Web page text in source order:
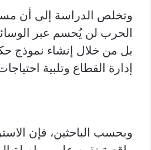
وتخلص الدراسة إلى أن
الحرب لن يُحسم عبر
بل من خلال إنشاء نموذج
إدارة القطاع وتلبية
وبحسب الباحثين، فإن